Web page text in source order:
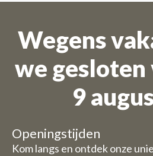
Wegens
we gesloten
9
Openingstijden
Kom langs en ontdek onze
Wij zijn op
Bestellingen zijn
voor de periode